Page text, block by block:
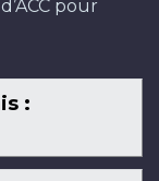
pour
: